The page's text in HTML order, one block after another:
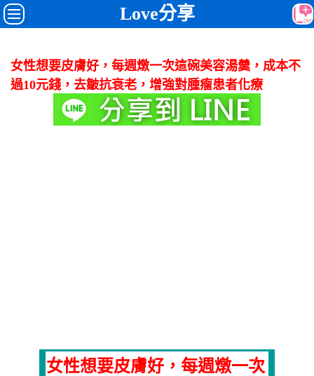
Love分享
女性想要皮膚好，每週燉一次這碗美容湯羹，成本不
過10元錢，去皺抗衰老，增強對腫瘤患者化療
女性想要皮膚好，每週燉一次